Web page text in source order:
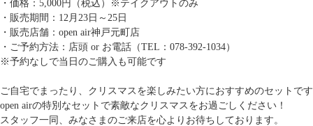
・価格：5,000円（税込）※テイクアウトのみ
・販売期間：12月23日～25日
・販売店舗：open air神戸元町店
・ご予約方法：店頭 or お電話（TEL：078-392-1034）
※予約なしで当日のご購入も可能です
ご自宅でまったり、クリスマスを楽しみたい方におすすめのセットで
open airの特別なセットで素敵なクリスマスをお過ごしください！
スタッフ一同、みなさまのご来店を心よりお待ちしております。